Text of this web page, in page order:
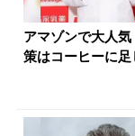
アマゾンで大人
策はコーヒーに足